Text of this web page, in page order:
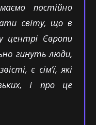
постійно
світу, що в
центрі Європи
гинуть люди,
є сім’ї, які
і про це